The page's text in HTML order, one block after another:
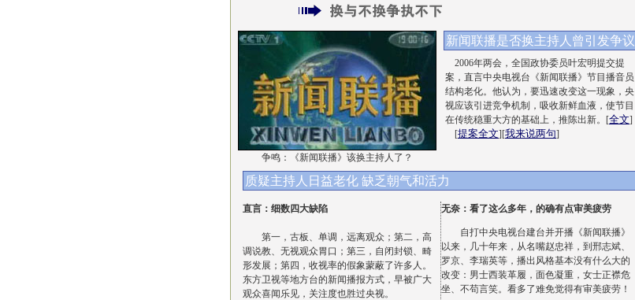
争鸣：《新闻联播》该换主持人了？
新闻联播是否换主持人曾引发争议
2006年两会，全国政协委员叶宏明提交提
案，直言中央电视台《新闻联播》节目播音员
结构老化。他认为，要迅速改变这一现象，央
视应该引进竞争机制，吸收新鲜血液，使节目
在传统稳重大方的基础上，推陈出新。[全文]
[提案全文][我来说两句]
质疑主持人日益老化 缺乏朝气和活力
直言： 细数四大缺陷
第一，古板、单调，远离观众；第二，高
调说教、无视观众胃口；第三，自闭封锁、畸
形发展；第四，收视率的假象蒙蔽了许多人。
东方卫视等地方台的新闻播报方式，早被广大
观众喜闻乐见，关注度也胜过央视。
无奈： 看了这么多年，的确有点审美疲劳
自打中央电视台建台并开播《新闻联播》
以来，几十年来，从名嘴赵忠祥，到邢志斌、
罗京、李瑞英等，播出风格基本没有什么大的
改变：男士西装革履，面色凝重，女士正襟危
坐、不苟言笑。看多了难免觉得有审美疲劳！